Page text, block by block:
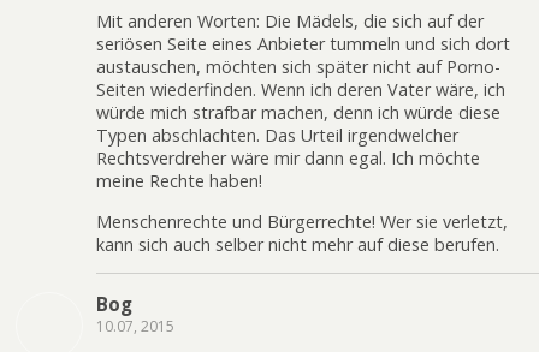
Mit anderen Worten: Die Mädels, die sich auf der
seriösen Seite eines Anbieter tummeln und sich dort
austauschen, möchten sich später nicht auf Porno-
Seiten wiederfinden. Wenn ich deren Vater wäre, ich
würde mich strafbar machen, denn ich würde diese
Typen abschlachten. Das Urteil irgendwelcher
Rechtsverdreher wäre mir dann egal. Ich möchte
meine Rechte haben!
Menschenrechte und Bürgerrechte! Wer sie verletzt,
kann sich auch selber nicht mehr auf diese berufen.
Bog
10.07, 2015